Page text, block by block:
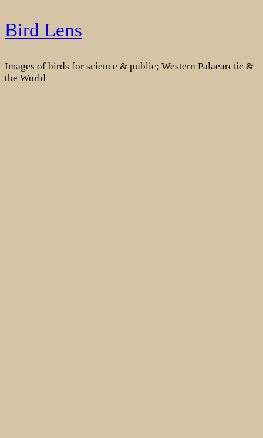
Skip
to
Bird Lens
Images of birds for science & public; Western Palaearctic &
the World